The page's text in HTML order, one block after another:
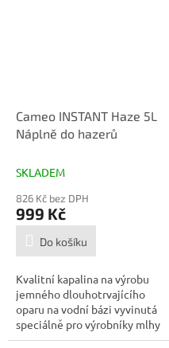
Cameo INSTANT Haze 5L
Náplně do hazerů
SKLADEM
826 Kč bez DPH
999 Kč
Do košíku
Kvalitní kapalina na výrobu
jemného dlouhotrvajícího
oparu na vodní bázi vyvinutá
speciálně pro výrobníky mlhy
ze...